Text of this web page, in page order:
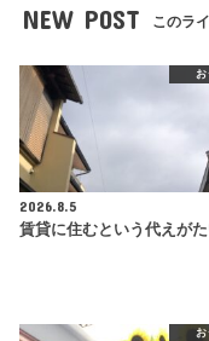
NEW POST このラ
お
2026.8.5
賃貸に住むという代えが
お